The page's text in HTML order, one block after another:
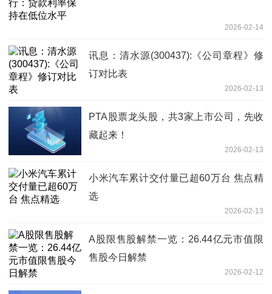
2026-02-14
讯息：清水源(300437):《公司章程》修
订对比表
2026-02-13
PTA股票龙头股，共3家上市公司，先收
藏起来！
2026-02-13
小米汽车累计交付量已超60万台 焦点精
选
2026-02-13
A股限售股解禁一览：26.44亿元市值限
售股今日解禁
2026-02-12